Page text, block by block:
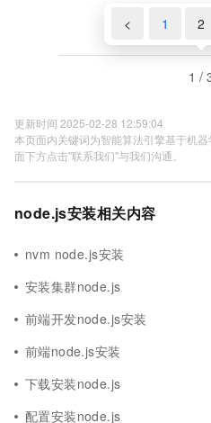
< 1 2
1 /
更新时间 2025-02-28 12:59:04
本页面内关键词为智能算法引擎基于机
面下方点击"联系我们"与我们沟通。
node.js安装相关内容
nvm node.js安装
安装集群node.js
前端开发node.js安装
前端node.js安装
下载安装node.js
配置安装node.js